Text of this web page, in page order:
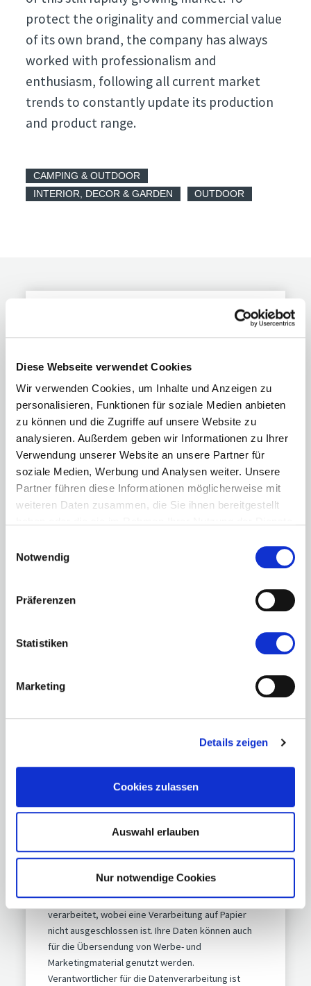
Diese Webseite verwendet Cookies
Wir verwenden Cookies, um Inhalte und Anzeigen zu
personalisieren, Funktionen für soziale Medien anbieten
zu können und die Zugriffe auf unsere Website zu
analysieren. Außerdem geben wir Informationen zu Ihrer
Verwendung unserer Website an unsere Partner für
soziale Medien, Werbung und Analysen weiter. Unsere
Partner führen diese Informationen möglicherweise mit
weiteren Daten zusammen, die Sie ihnen bereitgestellt
Notwendig
Präferenzen
Statistiken
Marketing
Details zeigen
Cookies zulassen
Auswahl erlauben
Nur notwendige Cookies
protect the originality and commercial value
of its own brand, the company has always
worked with professionalism and
enthusiasm, following all current market
trends to constantly update its production
and product range.
CAMPING & OUTDOOR
INTERIOR, DECOR & GARDEN
OUTDOOR
E-Mail*
Telefon
Firma
Betreff
Ihre Daten werden genutzt, um Ihre
Anfragen zu beantworten und werden elektronisch
verarbeitet, wobei eine Verarbeitung auf Papier
nicht ausgeschlossen ist. Ihre Daten können auch
für die Übersendung von Werbe- und
Marketingmaterial genutzt werden.
Verantwortlicher für die Datenverarbeitung ist